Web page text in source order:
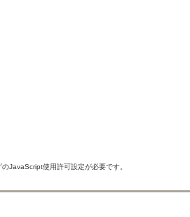
JavaScript使用許可設定が必要です。